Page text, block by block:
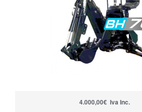
4.000,00€ Iva Inc.